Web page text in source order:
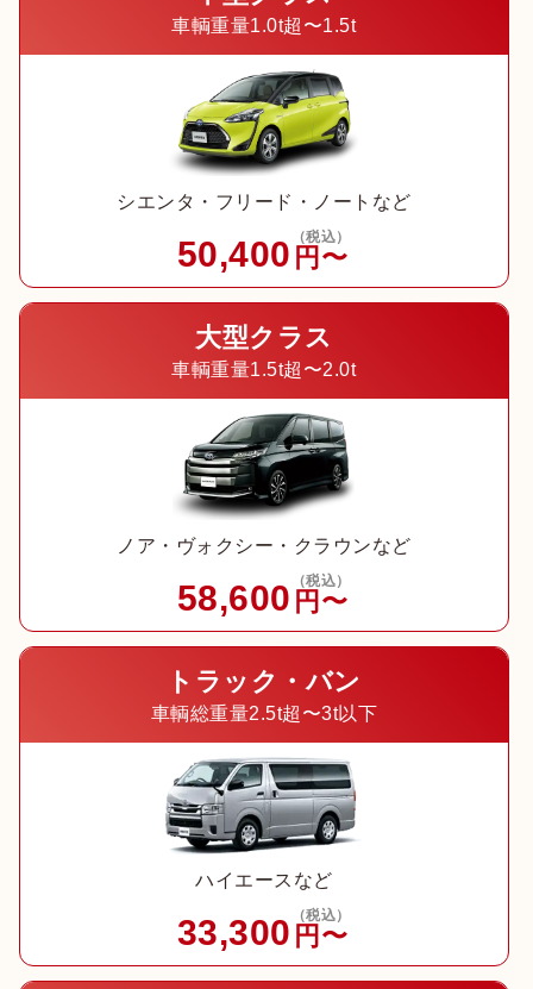
車輌重量1.0t超〜1.5t
シエンタ・フリード・ノートなど
50,400 （税込）
円〜
大型クラス
車輌重量1.5t超〜2.0t
ノア・ヴォクシー・クラウンなど
58,600 （税込）
円〜
トラック・バン
車輌総重量2.5t超〜3t以下
ハイエースなど
33,300 （税込）
円〜